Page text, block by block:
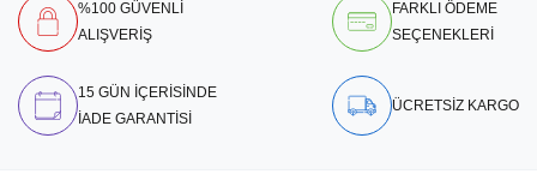
%100 GÜVENLİ
ALIŞVERİŞ
FARKLI ÖDEME
SEÇENEKLERİ
15 GÜN İÇERİSİNDE
İADE GARANTİSİ
ÜCRETSİZ KARGO